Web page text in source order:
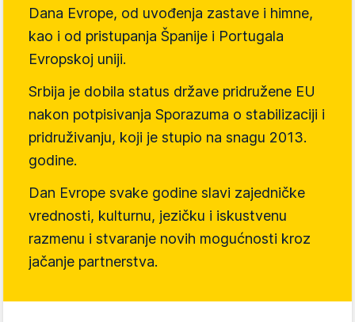
Dana Evrope, od uvođenja zastave i himne,
kao i od pristupanja Španije i Portugala
Evropskoj uniji.
Srbija je dobila status države pridružene EU
nakon potpisivanja Sporazuma o stabilizaciji i
pridruživanju, koji je stupio na snagu 2013.
godine.
Dan Evrope svake godine slavi zajedničke
vrednosti, kulturnu, jezičku i iskustvenu
razmenu i stvaranje novih mogućnosti kroz
jačanje partnerstva.